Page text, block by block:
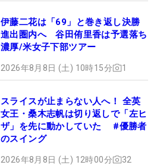
伊藤二花は「69」と巻き返し決勝
進出圏内へ 谷田侑里香は予選落ち
濃厚/米女子下部ツアー
2026年8月8日 (土) 10時15分 1
スライスが止まらない人へ！ 全英
女王・桑木志帆は切り返しで「左ヒ
ザ」を先に動かしていた #優勝者
のスイング
2026年8月8日 (土) 12時00分 32